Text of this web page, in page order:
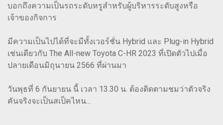
บอกถึงความเป็นรถระดับหรูสำหรับผู้บริหารระดับสูงหรือ
เจ้าของกิจการ
มีความเป็นไปได้ที่จะมีทั้งเวอร์ชั่น Hybrid และ Plug-in Hybrid
เช่นเดียวกับ The All-new Toyota C-HR 2023 ที่เปิดตัวไปเมื่อ
ปลายเดือนมิถุนายน 2566 ที่ผ่านมา
วันพุธที่ 6 กันยายน นี้ เวลา 13.30 น. ต้องติดตามชมว่าตัวจริง
คันจริงจะเป็นสเป็คไหน...